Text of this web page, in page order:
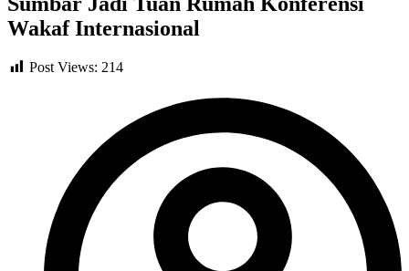
Wakaf Internasional
Post Views: 214